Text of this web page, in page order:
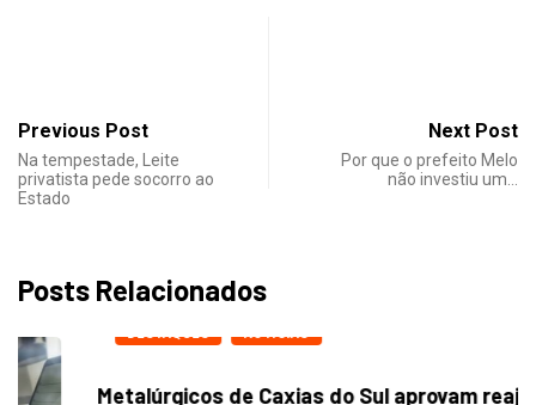
Previous Post
Na tempestade, Leite
privatista pede socorro ao
Estado
Next Post
Por que o prefeito Melo
não investiu um…
Posts Relacionados
Metalúrgicos de Caxias do Sul aprovam reajuste...